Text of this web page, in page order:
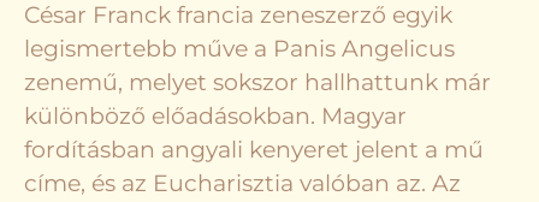
César Franck francia zeneszerző egyik
legismertebb műve a Panis Angelicus
zenemű, melyet sokszor hallhattunk már
különböző előadásokban. Magyar
fordításban angyali kenyeret jelent a mű
címe, és az Eucharisztia valóban az. Az